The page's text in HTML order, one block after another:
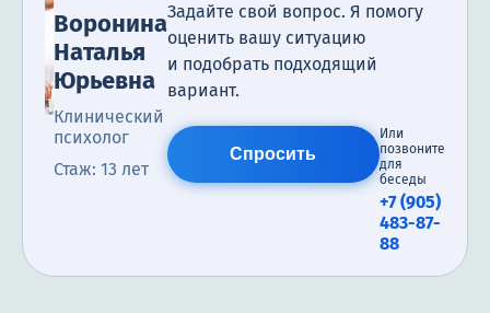
Воронина
Наталья
Юрьевна
Клинический
психолог
Стаж: 13 лет
Задайте свой вопрос. Я помогу
оценить вашу ситуацию
и подобрать подходящий
вариант.
Спросить
Или
позвоните
для
беседы
+7 (905)
483-87-
88